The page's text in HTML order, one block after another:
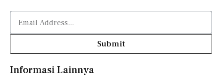
Submit
Informasi Lainnya